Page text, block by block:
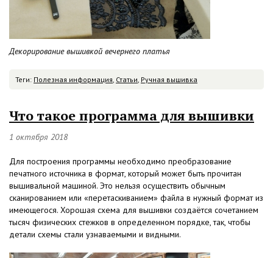
Декорирование вышивкой вечернего платья
Теги: Полезная информация, Статьи, Ручная вышивка
Что такое программа для вышивки
1 октября 2018
Для построения программы необходимо преобразование
печатного источника в формат, который может быть прочитан
вышивальной машиной. Это нельзя осуществить обычным
сканированием или «перетаскиванием» файла в нужный формат из
имеющегося. Хорошая схема для вышивки создаётся сочетанием
тысяч физических стежков в определенном порядке, так, чтобы
детали схемы стали узнаваемыми и видными.